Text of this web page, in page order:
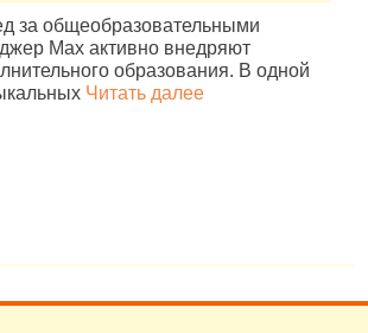
за общеобразовательными
Max активно внедряют
образования. В одной
Читать далее